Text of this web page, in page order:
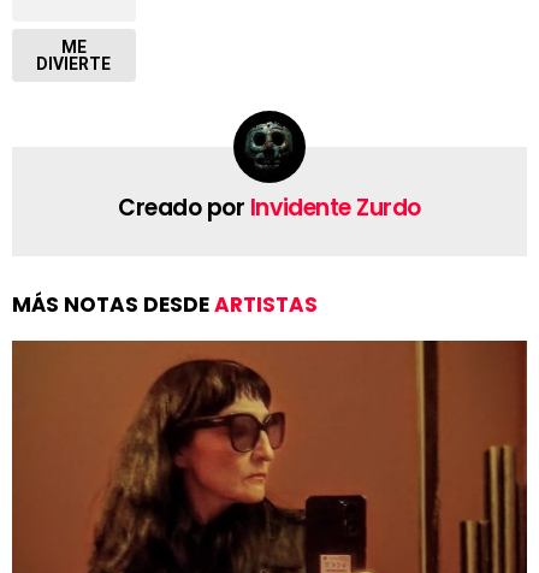
ME
DIVIERTE
Creado por Invidente Zurdo
MÁS NOTAS DESDEARTISTAS